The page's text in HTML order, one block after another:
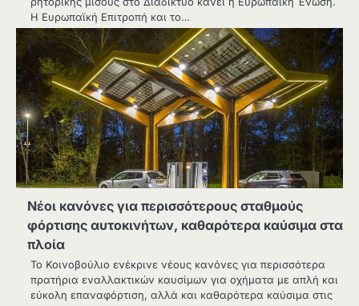
H Ευρωπαϊκή Επιτροπή και το…
Νέοι κανόνες για περισσότερους σταθμούς
φόρτισης αυτοκινήτων, καθαρότερα καύσιμα στα
πλοία
Το Κοινοβούλιο ενέκρινε νέους κανόνες για περισσότερα
πρατήρια εναλλακτικών καυσίμων για οχήματα με απλή και
εύκολη επαναφόρτιση, αλλά και καθαρότερα καύσιμα στις